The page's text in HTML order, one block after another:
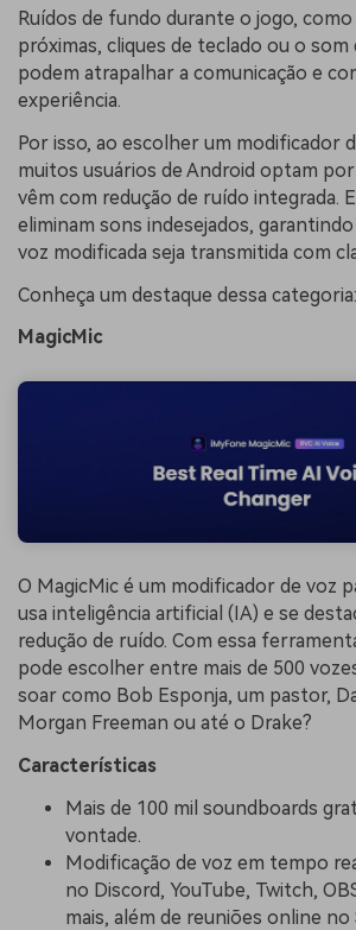
Ruídos de fundo durante o jogo,
próximas, cliques de teclado ou o som
podem atrapalhar a comunicação e
experiência.
Por isso, ao escolher um modificador
muitos usuários de Android optam por
vêm com redução de ruído integrada.
eliminam sons indesejados,
voz modificada seja transmitida com
Conheça um destaque dessa categoria:
MagicMic
O MagicMic é um modificador de voz
usa inteligência artificial (IA) e se
redução de ruído. Com essa
pode escolher entre mais de 500
soar como Bob Esponja, um pastor,
Morgan Freeman ou até o Drake?
Características
Mais de 100 mil soundboards
vontade.
Modificação de voz em tempo
no Discord, YouTube, Twitch,
mais, além de reuniões online no